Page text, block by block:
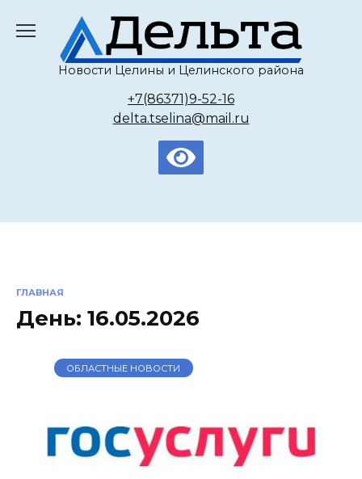
содержанию
Новости Целины и Целинского района
+7(86371)9-52-16
delta.tselina@mail.ru
ГЛАВНАЯ
День: 16.05.2026
ОБЛАСТНЫЕ НОВОСТИ